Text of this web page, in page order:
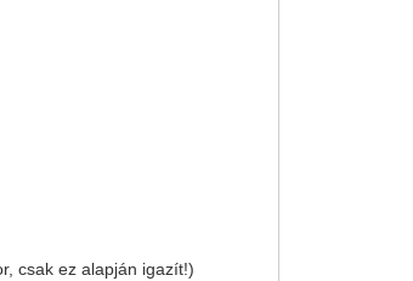
csak ez alapján igazít!)